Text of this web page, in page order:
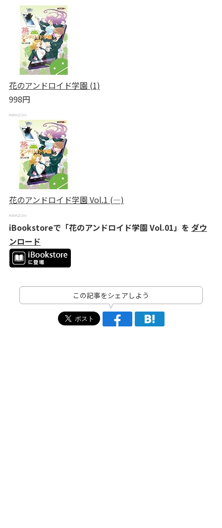
花のアンドロイド学園 (1)
998円
花のアンドロイド学園 Vol.1 (―)
iBookstoreで「花のアンドロイド学園 Vol.01」を ダウ
ンロード
この記事をシェアしよう